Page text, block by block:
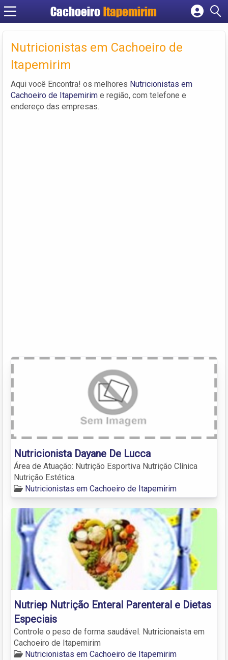
Cachoeiro Itapemirim
Cadastrar empresa
Criar conta
Nutricionistas em Cachoeiro de
Itapemirim
Aqui você Encontra! os melhores Nutricionistas em
Cachoeiro de Itapemirim e região, com telefone e
endereço das empresas.
Nutricionista Dayane De Lucca
Área de Atuação: Nutrição Esportiva Nutrição Clínica
Nutrição Estética.
Nutricionistas em Cachoeiro de Itapemirim
Nutriep Nutrição Enteral Parenteral e Dietas
Especiais
Controle o peso de forma saudável. Nutricionaista em
Cachoeiro de Itapemirim
Nutricionistas em Cachoeiro de Itapemirim